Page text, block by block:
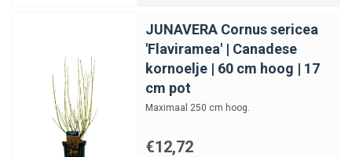
JUNAVERA Cornus sericea
'Flaviramea' | Canadese
kornoelje | 60 cm hoog | 17
cm pot
Maximaal 250 cm hoog.
€12,72